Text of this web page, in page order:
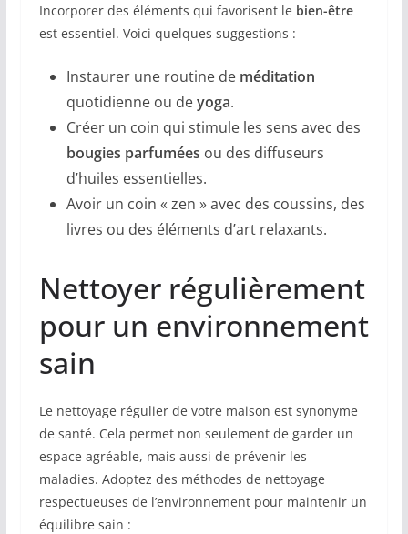
Incorporer des éléments qui favorisent le bien-être
est essentiel. Voici quelques suggestions :
Instaurer une routine de méditation
quotidienne ou deyoga.
Créer un coin qui stimule les sens avec des
bougies parfumées ou des diffuseurs
d’huiles essentielles.
Avoir un coin « zen » avec des coussins, des
livres ou des éléments d’art relaxants.
Nettoyer régulièrement
pour un environnement
sain
Le nettoyage régulier de votre maison est synonyme
de santé. Cela permet non seulement de garder un
espace agréable, mais aussi de prévenir les
maladies. Adoptez des méthodes de nettoyage
respectueuses de l’environnement pour maintenir un
équilibre sain :